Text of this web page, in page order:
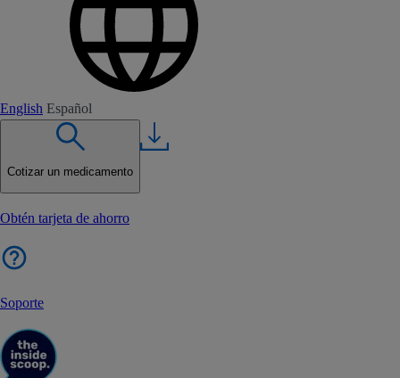
English Español
Cotizar un medicamento
Obtén tarjeta de ahorro
Soporte